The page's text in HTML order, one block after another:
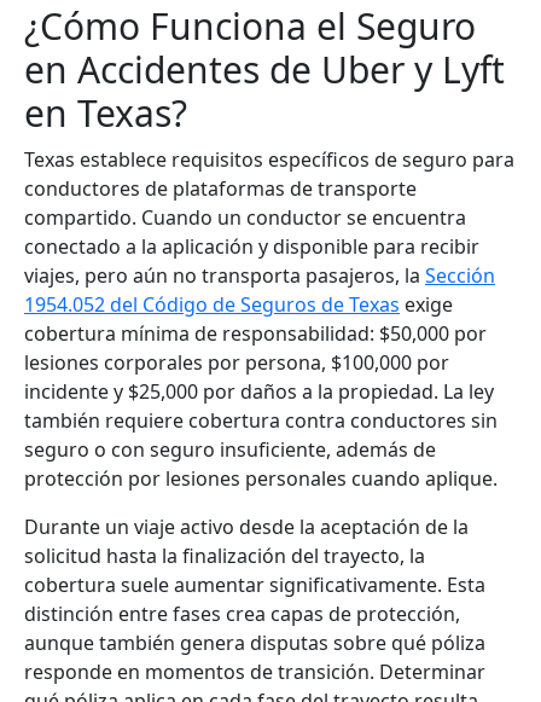
¿Cómo Funciona el Seguro
en Accidentes de Uber y Lyft
en Texas?
Texas establece requisitos específicos de seguro para
conductores de plataformas de transporte
compartido. Cuando un conductor se encuentra
conectado a la aplicación y disponible para recibir
viajes, pero aún no transporta pasajeros, la Sección
1954.052 del Código de Seguros de Texas exige
cobertura mínima de responsabilidad: $50,000 por
lesiones corporales por persona, $100,000 por
incidente y $25,000 por daños a la propiedad. La ley
también requiere cobertura contra conductores sin
seguro o con seguro insuficiente, además de
protección por lesiones personales cuando aplique.
Durante un viaje activo desde la aceptación de la
solicitud hasta la finalización del trayecto, la
cobertura suele aumentar significativamente. Esta
distinción entre fases crea capas de protección,
aunque también genera disputas sobre qué póliza
responde en momentos de transición. Determinar